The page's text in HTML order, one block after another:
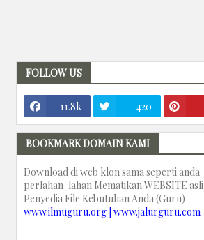
FOLLOW US
11.8k 420
BOOKMARK DOMAIN KAMI
Download di web klon sama seperti anda
perlahan-lahan Mematikan WEBSITE asli
Penyedia File Kebutuhan Anda (Guru)
www.ilmuguru.org | www.jalurguru.com